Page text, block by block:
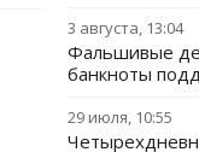
3 августа, 13:04
Фальшивые
банкноты
29 июля, 10:55